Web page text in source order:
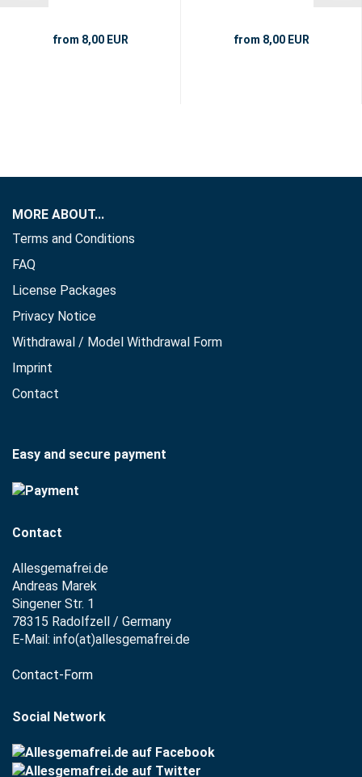
from 8,00 EUR from 8,00 EUR
MORE ABOUT...
Terms and Conditions
FAQ
License Packages
Privacy Notice
Withdrawal / Model Withdrawal Form
Imprint
Contact
Easy and secure payment
Contact
Allesgemafrei.de
Andreas Marek
Singener Str. 1
78315 Radolfzell / Germany
E-Mail: info(at)allesgemafrei.de
Contact-Form
Social Network